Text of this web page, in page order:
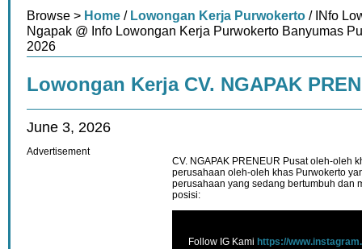
Browse > Home / Lowongan Kerja Purwokerto / INfo
Ngapak @ Info Lowongan Kerja Purwokerto Banyumas
2026
Lowongan Kerja CV. NGAPAK
June 3, 2026
CV. NGAPAK PRENEUR Pusat oleh-oleh
perusahaan oleh-oleh khas Purwokerto
perusahaan yang sedang bertumbuh dan
posisi:
Follow IG Kami https://
Advertisement